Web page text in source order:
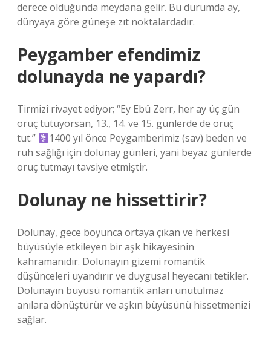
derece olduğunda meydana gelir. Bu durumda ay,
dünyaya göre güneşe zıt noktalardadır.
Peygamber efendimiz
dolunayda ne yapardı?
Tirmizî rivayet ediyor; “Ey Ebû Zerr, her ay üç gün
oruç tutuyorsan, 13., 14. ve 15. günlerde de oruç
tut.”
1400 yıl önce Peygamberimiz (sav) beden ve
ruh sağlığı için dolunay günleri, yani beyaz günlerde
oruç tutmayı tavsiye etmiştir.
Dolunay ne hissettirir?
Dolunay, gece boyunca ortaya çıkan ve herkesi
büyüsüyle etkileyen bir aşk hikayesinin
kahramanıdır. Dolunayın gizemi romantik
düşünceleri uyandırır ve duygusal heyecanı tetikler.
Dolunayın büyüsü romantik anları unutulmaz
anılara dönüştürür ve aşkın büyüsünü hissetmenizi
sağlar.